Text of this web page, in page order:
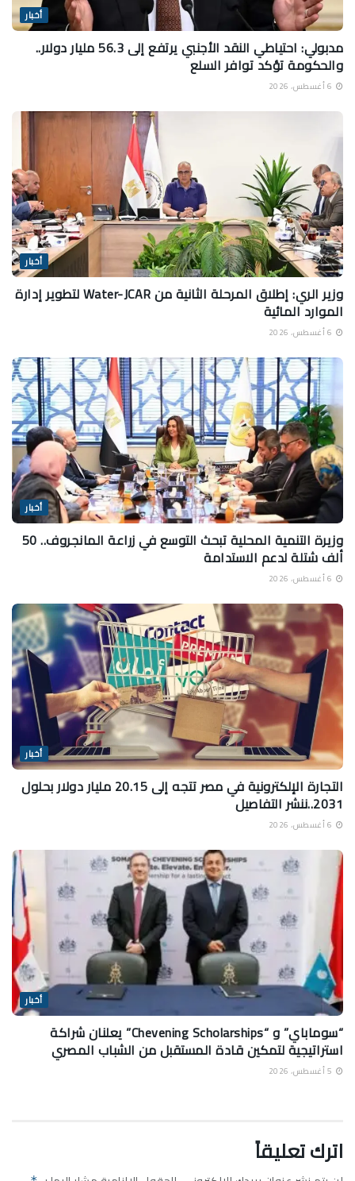
أخبار
مدبولي: احتياطي النقد الأجنبي يرتفع إلى 56.3 مليار دولار..
والحكومة تؤكد توافر السلع
أخبار
وزير الري: إطلاق المرحلة الثانية من Water-JCAR لتطوير إدارة
الموارد المائية
أخبار
وزيرة التنمية المحلية تبحث التوسع في زراعة المانجروف.. 50
ألف شتلة لدعم الاستدامة
أخبار
التجارة الإلكترونية في مصر تتجه إلى 20.15 مليار دولار بحلول
2031..ننشر التفاصيل
أخبار
“سوماباي” و “Chevening Scholarships” يعلنان شراكة
استراتيجية لتمكين قادة المستقبل من الشباب المصري
اترك تعليقاً